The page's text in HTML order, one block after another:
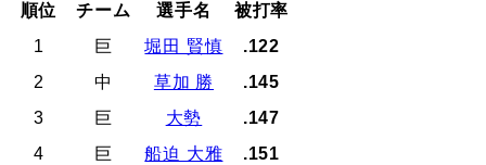
順位
チーム 選手名
被打率
1
巨 堀田 賢慎
.122
2
中 草加 勝
.145
3
巨 大勢
.147
4
巨 船迫 大雅
.151